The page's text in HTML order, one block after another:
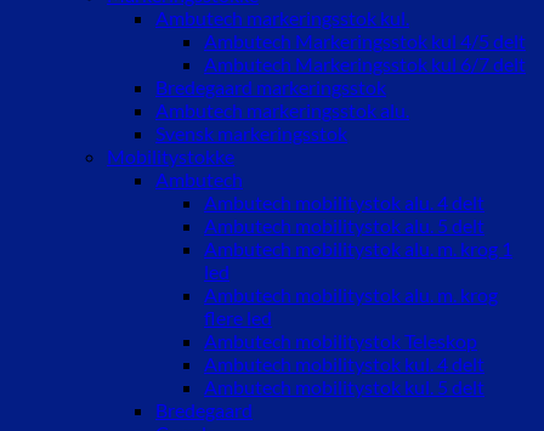
Ambutech markeringsstok kul.
Ambutech Markeringsstok kul 4/5 delt
Ambutech Markeringsstok kul 6/7 delt
Bredegaard markeringsstok
Ambutech markeringsstok alu.
Svensk markeringsstok
Mobilitystokke
Ambutech
Ambutech mobilitystok alu. 4 delt
Ambutech mobilitystok alu. 5 delt
Ambutech mobilitystok alu. m. krog 1
led
Ambutech mobilitystok alu. m. krog
flere led
Ambutech mobilitystok Teleskop
Ambutech mobilitystok kul. 4 delt
Ambutech mobilitystok kul. 5 delt
Bredegaard